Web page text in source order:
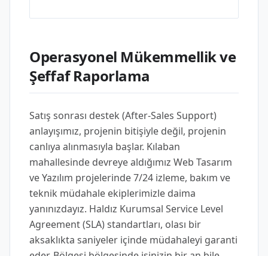
Operasyonel Mükemmellik ve
Şeffaf Raporlama
Satış sonrası destek (After-Sales Support)
anlayışımız, projenin bitişiyle değil, projenin
canlıya alınmasıyla başlar. Kılaban
mahallesinde devreye aldığımız Web Tasarım
ve Yazılım projelerinde 7/24 izleme, bakım ve
teknik müdahale ekiplerimizle daima
yanınızdayız. Haldız Kurumsal Service Level
Agreement (SLA) standartları, olası bir
aksaklıkta saniyeler içinde müdahaleyi garanti